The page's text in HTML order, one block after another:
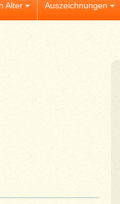
Alter Auszeichnungen